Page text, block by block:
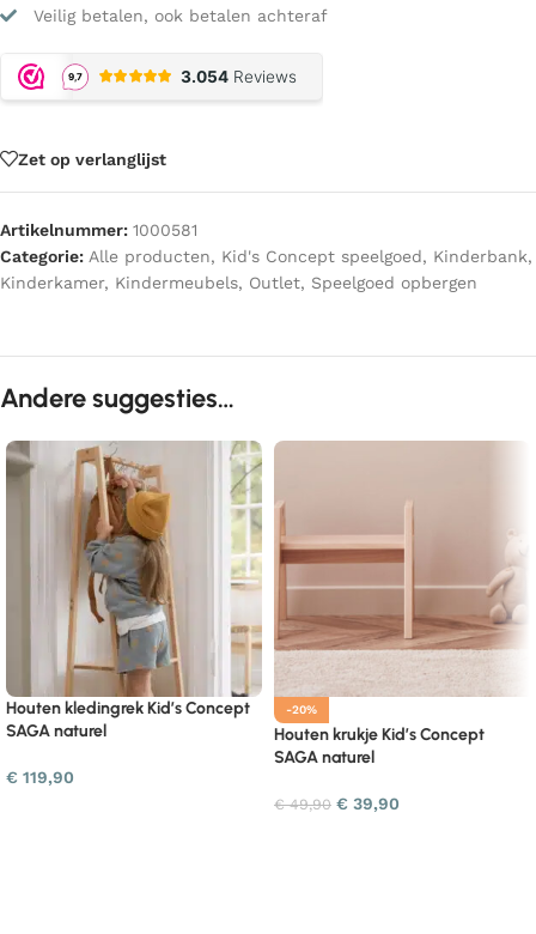
Veilig betalen, ook betalen achteraf
Zet op verlanglijst
Artikelnummer: 1000581
Categorie: Alle producten, Kid's Concept speelgoed, Kinderbank,
Kinderkamer, Kindermeubels, Outlet, Speelgoed opbergen
Andere suggesties…
Houten kledingrek Kid’s Concept
SAGA naturel
€ 119,90
-20%
Houten krukje Kid’s Concept
SAGA naturel
€49,90 € 39,90